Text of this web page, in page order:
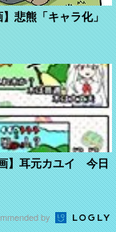
悲熊「キャラ化」
】耳元カユイ 今日
by